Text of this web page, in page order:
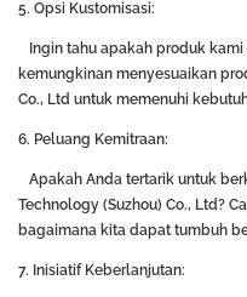
5. Opsi Kustomisasi:
Ingin tahu apakah produk
kemungkinan menyesuaikan
Co., Ltd untuk memenuhi
6. Peluang Kemitraan:
Apakah Anda tertarik untuk
Technology (Suzhou) Co., Ltd?
bagaimana kita dapat tumbuh
7. Inisiatif Keberlanjutan: